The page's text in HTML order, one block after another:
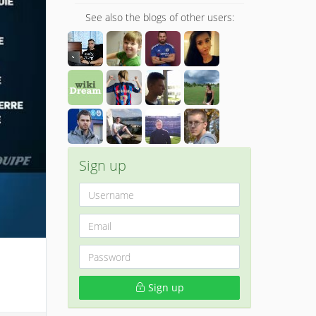
See also the blogs of other users:
Sign up
Sign up